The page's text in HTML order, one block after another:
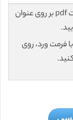
برای دانلود رایگان مقاله انگلیسی با فرمت pdf بر روی عنوان
فرمت ورد، روی